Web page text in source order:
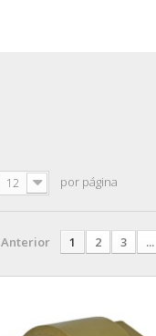
12 por página
Anterior 1 2 3 ...